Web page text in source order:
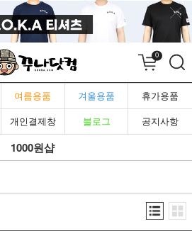
0
여름용품 겨울용품 휴가용품
개인결제창 블로그 공지사항
1000원샵